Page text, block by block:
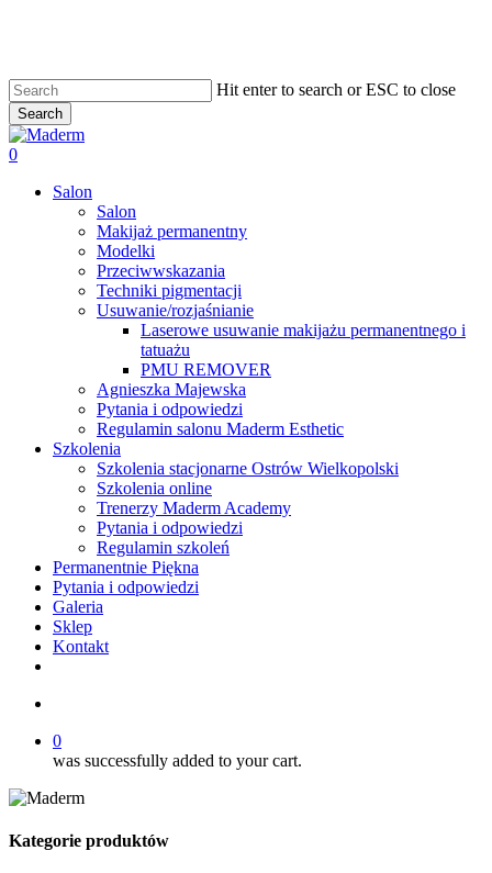
content
Hit enter to search or ESC to close
Search
Close
Search
search
0
Salon
Salon
Makijaż permanentny
Modelki
Przeciwwskazania
Techniki pigmentacji
Usuwanie/rozjaśnianie
Laserowe usuwanie makijażu permanentnego i
tatuażu
PMU REMOVER
Agnieszka Majewska
Pytania i odpowiedzi
Regulamin salonu Maderm Esthetic
Szkolenia
Szkolenia stacjonarne Ostrów Wielkopolski
Szkolenia online
Trenerzy Maderm Academy
Pytania i odpowiedzi
Regulamin szkoleń
Permanentnie Piękna
Pytania i odpowiedzi
Galeria
Sklep
Kontakt
0
was successfully added to your cart.
Kategorie produktów